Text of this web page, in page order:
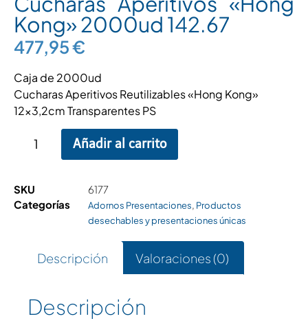
Kong» 2000ud 142.67
477,95€
Caja de 2000ud
Cucharas Aperitivos Reutilizables «Hong Kong»
12×3,2cm Transparentes PS
Añadir al carrito
SKU
6177
Categorías
Adornos Presentaciones, Productos
desechables y presentaciones únicas
Descripción Valoraciones (0)
Descripción